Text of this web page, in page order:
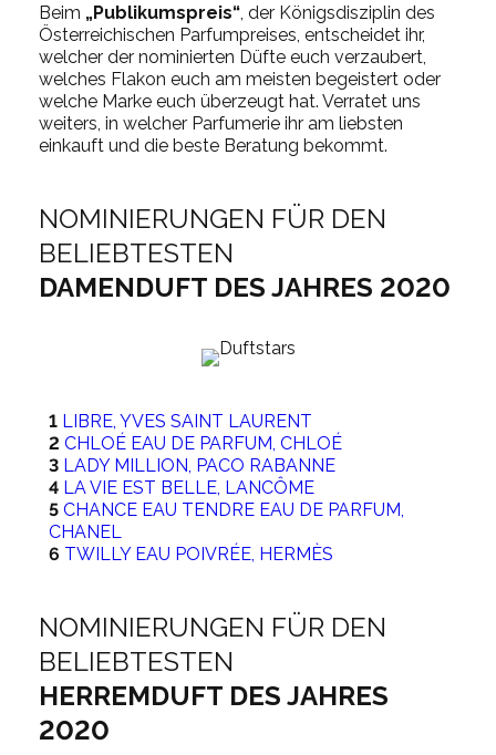
Beim „Publikumspreis“ , der Königsdisziplin des
Österreichischen Parfumpreises, entscheidet ihr,
welcher der nominierten Düfte euch verzaubert,
welches Flakon euch am meisten begeistert oder
welche Marke euch überzeugt hat. Verratet uns
weiters, in welcher Parfumerie ihr am liebsten
einkauft und die beste Beratung bekommt.
NOMINIERUNGEN FÜR DEN
BELIEBTESTEN
DAMENDUFT DES JAHRES 2020
1 LIBRE, YVES SAINT LAURENT
2 CHLOÉ EAU DE PARFUM, CHLOÉ
3 LADY MILLION, PACO RABANNE
4 LA VIE EST BELLE, LANCÔME
5 CHANCE EAU TENDRE EAU DE PARFUM,
CHANEL
6 TWILLY EAU POIVRÉE, HERMÈS
NOMINIERUNGEN FÜR DEN
BELIEBTESTEN
HERREMDUFT DES JAHRES
2020